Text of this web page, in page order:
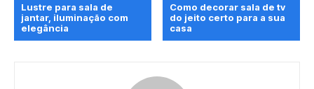
Lustre para sala de
jantar, iluminação com
elegância
Como decorar sala de tv
do jeito certo para a sua
casa